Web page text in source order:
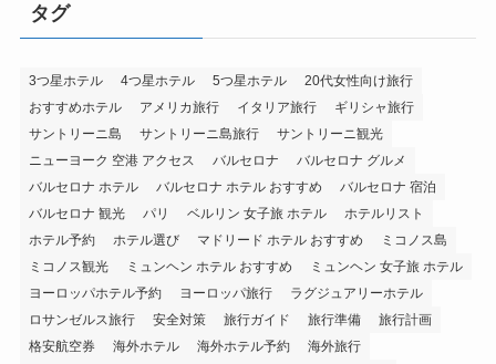
タグ
3つ星ホテル 4つ星ホテル 5つ星ホテル
20代女性向け旅行
おすすめホテル
アメリカ旅行 イタリア旅行
ギリシャ旅行
サントリーニ島
サントリーニ島旅行
サントリーニ観光
ニューヨーク 空港 アクセス
バルセロナ
バルセロナ グルメ
バルセロナ ホテル
バルセロナ ホテル おすすめ
バルセロナ 宿泊
バルセロナ 観光
パリ ベルリン 女子旅 ホテル
ホテルリスト
ホテル予約
ホテル選び マドリード ホテル おすすめ
ミコノス島
ミコノス観光
ミュンヘン ホテル おすすめ
ミュンヘン 女子旅 ホテル
ヨーロッパホテル予約
ヨーロッパ旅行
ラグジュアリーホテル
ロサンゼルス旅行
安全対策 旅行ガイド 旅行準備
旅行計画
格安航空券
海外ホテル 海外ホテル予約
海外旅行